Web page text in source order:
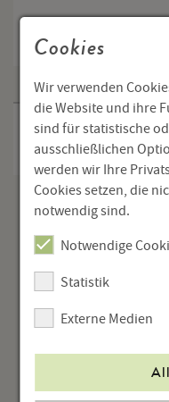
Keine
Cookies
Wir verwenden
die Website und ihre
sind für statistische
ausschließlichen
werden wir Ihre
Cookies setzen, die
notwendig sind.
Notwendige
Statistik
Externe Medien